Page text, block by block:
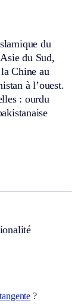
du
du Sud,
Chine au
à l’ouest.
: ourdu
?